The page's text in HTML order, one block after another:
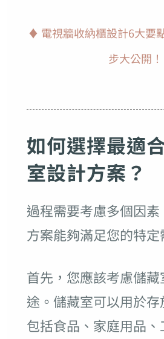
♦ 電視牆收納櫃設計6大要
步大公開！
如何選擇最適
室設計方案？
過程需要考慮多個因
方案能夠滿足您的特定
首先，您應該考慮儲
途。儲藏室可以用於存
包括食品、家庭用品